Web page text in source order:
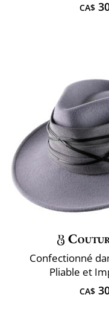
CA$
Confectionné
Pliable et
CA$